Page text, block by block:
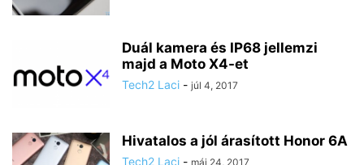
Duál kamera és IP68 jellemzi
majd a Moto X4-et
Tech2 Laci - júl 4, 2017
Hivatalos a jól árasított Honor 6A
Tech2 Laci - máj 24, 2017